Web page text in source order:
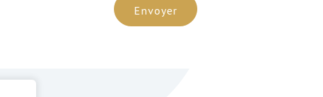
Envoyer